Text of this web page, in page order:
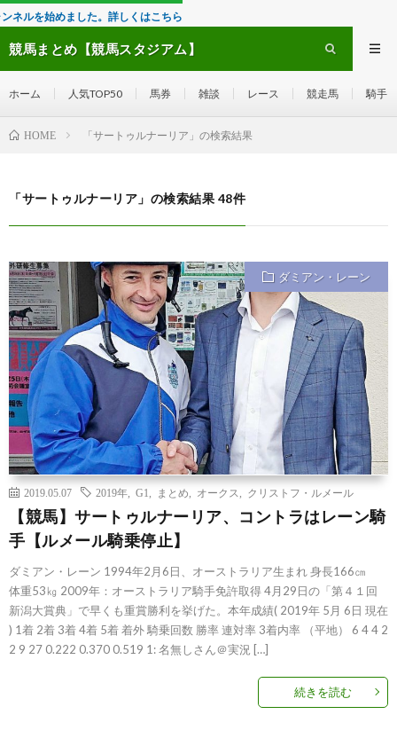
ちら
競馬まとめ【競馬スタジアム】
ホーム 人気TOP50 馬券 雑談 レース 競走馬 騎手
HOME 「サートゥルナーリア」の検索結果
「サートゥルナーリア」の検索結果 48件
ダミアン・レーン
2019.05.07 2019年 G1 まとめ オークス クリストフ・ルメール
【競馬】サートゥルナーリア、コントラはレーン騎
手【ルメール騎乗停止】
ダミアン・レーン 1994年2月6日、オーストラリア生まれ 身長166㎝
体重53㎏ 2009年：オーストラリア騎手免許取得 4月29日の「第４１回
新潟大賞典」で早くも重賞勝利を挙げた。本年成績( 2019年 5月 6日 現在
) 1着 2着 3着 4着 5着 着外 騎乗回数 勝率 連対率 3着内率 （平地） 6 4 4 2
2 9 27 0.222 0.370 0.519 1: 名無しさん＠実況 […]
続きを読む